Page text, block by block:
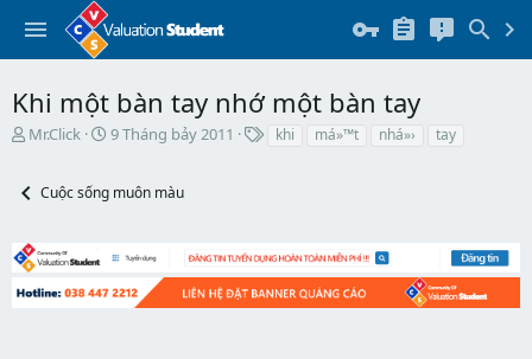
Khi một bàn tay nhớ một bàn tay
T
e
d
s
a
Mr.Click
N
y
t
ầ
9 Tháng bảy 2011 khi má»™t nhá»› tay
Cuộc sống muôn màu